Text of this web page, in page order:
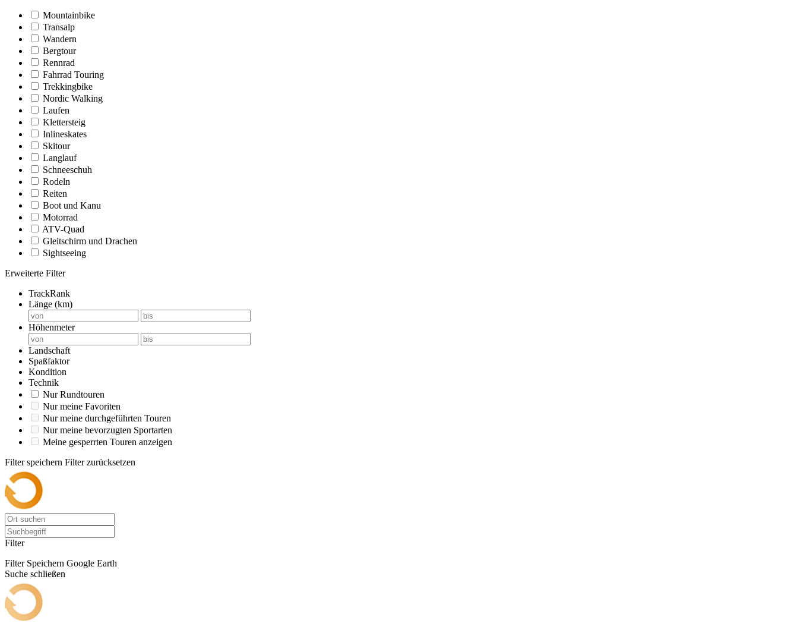
Mountainbike
Transalp
Wandern
Bergtour
Rennrad
Fahrrad Touring
Trekkingbike
Nordic Walking
Laufen
Klettersteig
Inlineskates
Skitour
Langlauf
Schneeschuh
Rodeln
Reiten
Boot und Kanu
Motorrad
ATV-Quad
Gleitschirm und Drachen
Sightseeing
Erweiterte Filter
TrackRank
Länge (km)
Höhenmeter
Landschaft
Spaßfaktor
Kondition
Technik
Nur Rundtouren
Nur meine Favoriten
Nur meine durchgeführten Touren
Nur meine bevorzugten Sportarten
Meine gesperrten Touren anzeigen
Filter speichern Filter zurücksetzen
Filter
Filter Speichern Google Earth
Suche schließen